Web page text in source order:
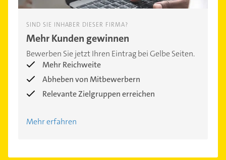
SIND SIE INHABER DIESER FIRMA?
Mehr Kunden gewinnen
Bewerben Sie jetzt Ihren Eintrag bei Gelbe Seiten.
Mehr Reichweite
Abheben von Mitbewerbern
Relevante Zielgruppen erreichen
Mehr erfahren